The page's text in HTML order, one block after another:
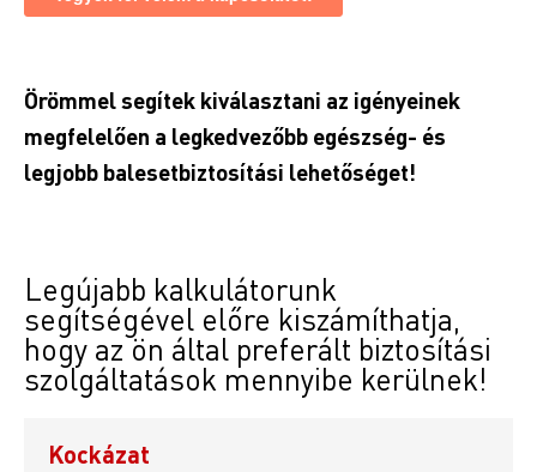
Örömmel segítek kiválasztani az igényeinek
megfelelően a legkedvezőbb egészség- és
legjobb balesetbiztosítási lehetőséget!
Legújabb kalkulátorunk
segítségével előre kiszámíthatja,
hogy az ön által preferált biztosítási
szolgáltatások mennyibe kerülnek!
Kockázat